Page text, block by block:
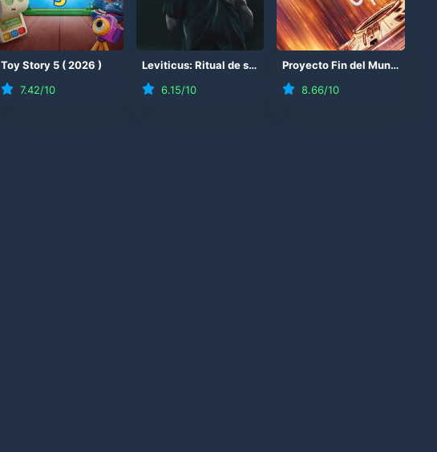
2026)
Toy Story 5 (2026 )
7.42/10
Leviticus: Ritual de sangre (2026)
6.15/10
Proyecto Fin del Mundo
8.66/10